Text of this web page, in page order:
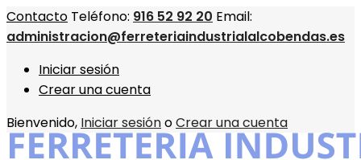
Contacto Teléfono: 916 52 92 20 Email:
administracion@ferreteriaindustrialalcobendas.es
Iniciar sesión
Crear una cuenta
Bienvenido, Iniciar sesiónoCrear una cuenta